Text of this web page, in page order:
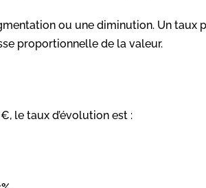
ou une diminution. Un taux
proportionnelle de la valeur.
le taux d’évolution est :